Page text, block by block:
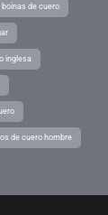
boinas de cuero
inglesa
de cuero hombre